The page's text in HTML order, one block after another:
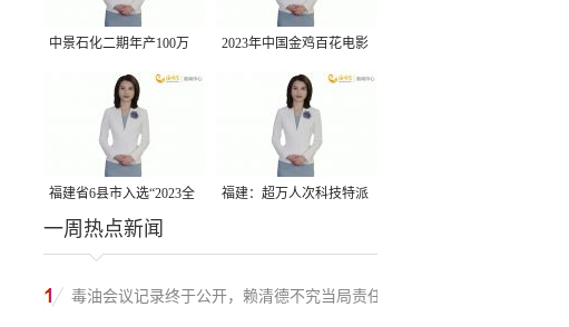
中景石化二期年产100万
吨丙烷脱氢项目建成中交
2023年中国金鸡百花电影
节有福电影巡展31日启动
福建省6县市入选“2023全
国县域发展潜力百强县”
福建：超万人次科技特派
一周热点新闻
毒油会议记录终于公开，赖清德不究当局责任